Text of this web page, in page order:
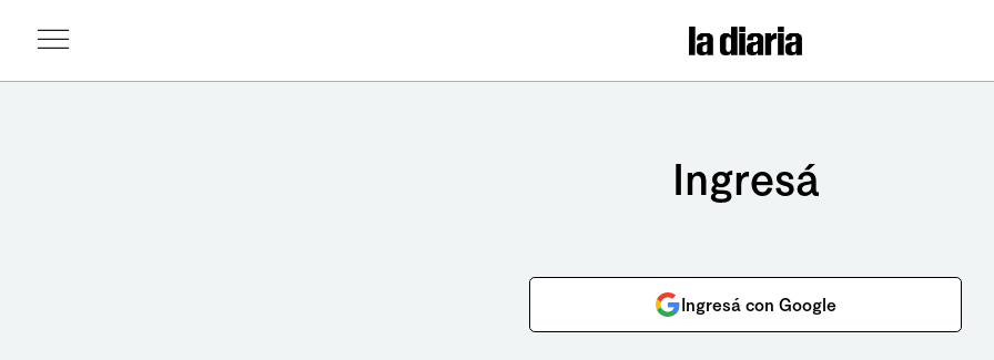
Ingresá
Ingresá con Google